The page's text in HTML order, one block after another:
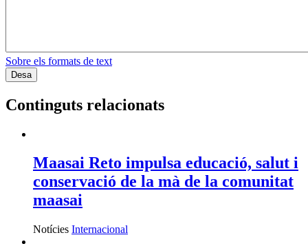
Sobre els formats de text
Continguts relacionats
Maasai Reto impulsa educació, salut i
conservació de la mà de la comunitat
maasai
Notícies Internacional